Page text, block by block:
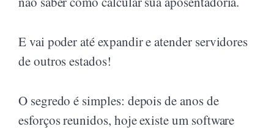
E vai poder até expandir e atender servidores
de outros estados!
O segredo é simples: depois de anos de
esforços reunidos, hoje existe um software